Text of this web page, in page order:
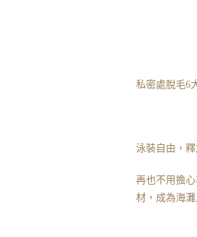
私密處脫毛6
泳裝自由，
再也不用擔
材，成為海灘